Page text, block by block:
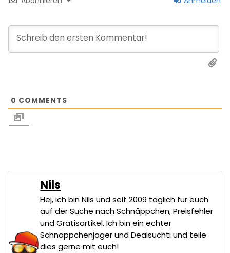
0 COMMENTS
Nils
Hej, ich bin Nils und seit 2009 täglich für euch
auf der Suche nach Schnäppchen, Preisfehler
und Gratisartikel. Ich bin ein echter
Schnäppchenjäger und Dealsuchti und teile
dies gerne mit euch!